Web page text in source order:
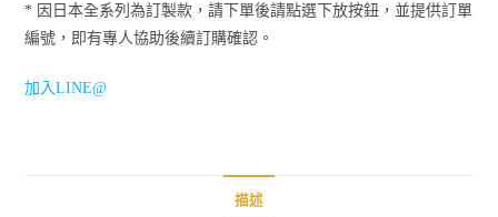
* 因日本全系列為訂製款，請下單後請點選下放按鈕，並提供訂單
編號，即有專人協助後續訂購確認。
加入LINE@
描述